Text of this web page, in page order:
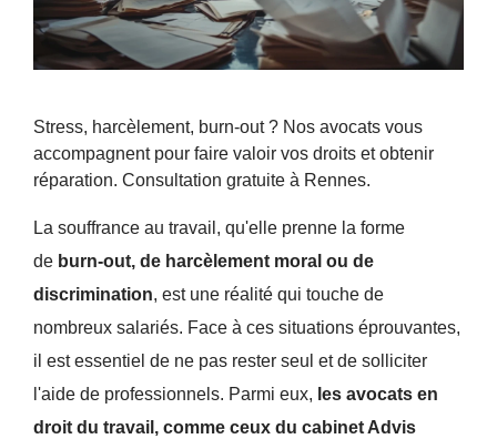
Stress, harcèlement, burn-out ? Nos avocats vous
accompagnent pour faire valoir vos droits et obtenir
réparation. Consultation gratuite à Rennes.
La souffrance au travail, qu'elle prenne la forme
de burn-out, de harcèlement moral ou de
discrimination, est une réalité qui touche de
nombreux salariés. Face à ces situations éprouvantes,
il est essentiel de ne pas rester seul et de solliciter
l'aide de professionnels. Parmi eux, les avocats en
droit du travail, comme ceux du cabinet Advis